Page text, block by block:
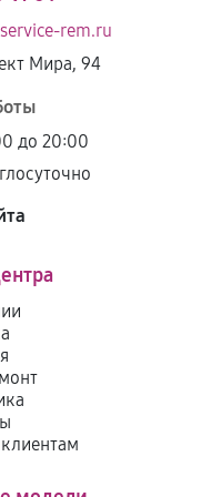
мин
порта)
мин
диска)
мин
мин
rem.ru
Мира, 94
до 20:00